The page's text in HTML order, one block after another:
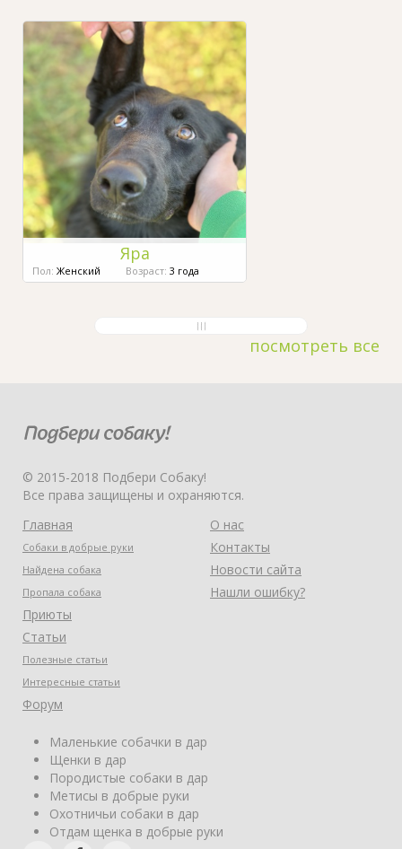
Яра
Пол: Женский Возраст: 3 года
посмотреть все
© 2015-2018 Подбери Собаку!
Все права защищены и охраняются.
Главная
Собаки в добрые руки
Найдена собака
Пропала собака
Приюты
Статьи
Полезные статьи
Интересные статьи
Форум
О нас
Контакты
Новости сайта
Нашли ошибку?
Маленькие собачки в дар
Щенки в дар
Породистые собаки в дар
Метисы в добрые руки
Охотничьи собаки в дар
Отдам щенка в добрые руки